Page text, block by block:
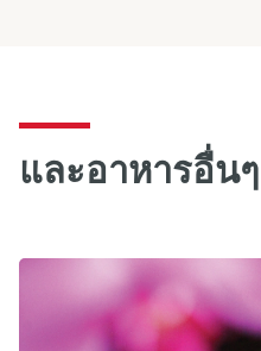
และอาหารอื่นๆ